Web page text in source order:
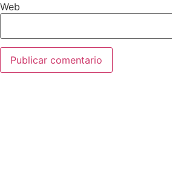
Web